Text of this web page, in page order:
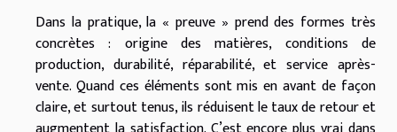
Dans la pratique, la « preuve » prend des formes très
concrètes : origine des matières, conditions de
production, durabilité, réparabilité, et service après-
vente. Quand ces éléments sont mis en avant de façon
claire, et surtout tenus, ils réduisent le taux de retour et